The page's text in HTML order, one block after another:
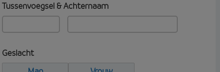
Tussenvoegsel & Achternaam
Geslacht